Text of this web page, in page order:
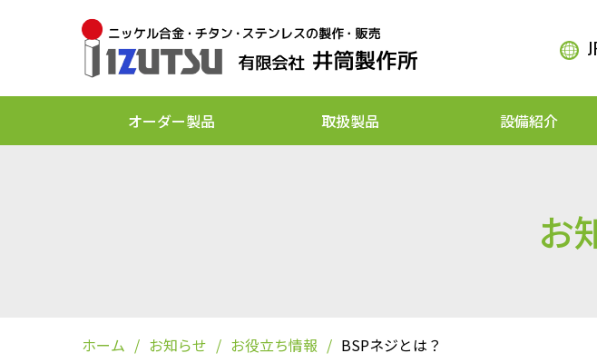
オーダー製品 取扱製品
グリース継手類 フレキニップル
設備紹介
酸洗／溶接焼け取り
SDGs 宣言 お知らせ
お
ホーム お知らせ お役立ち情報 BSPネジとは？